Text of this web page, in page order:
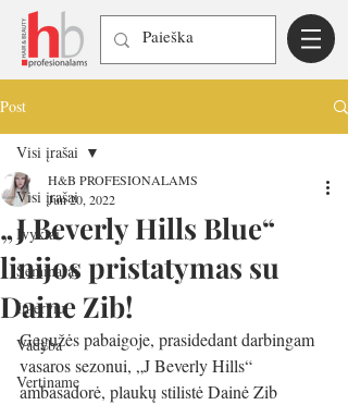
Post
Visi įrašai
Įvykiai
Seminarai
Interviu
Vadyba
Vertiname
Visi įrašai
„J Beverly Hills Blue“
linijos pristatymas su
Daine Zib!
H&B PROFESIONALAMS
Jun 20, 2022
Gegužės pabaigoje, prasidedant darbingam
vasaros sezonui, „J Beverly Hills“
ambasadorė, plaukų stilistė Dainė Zib